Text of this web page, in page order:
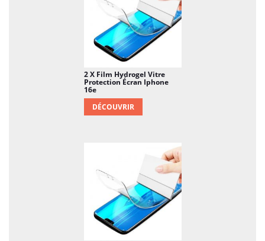
2 X Film Hydrogel Vitre
Protection Écran Iphone
16e
DÉCOUVRIR